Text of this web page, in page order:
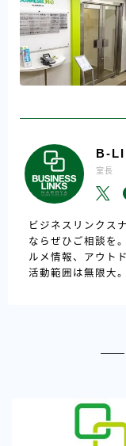
B-
室長
ビジネスリンクス
ならぜひご相談を
ルメ情報、アウト
活動範囲は無限大